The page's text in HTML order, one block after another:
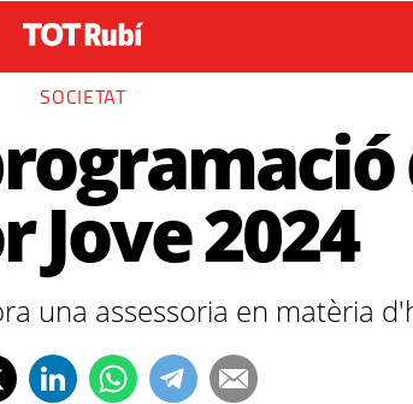
SOCIETAT
Jove 2024
una assessoria en matèria